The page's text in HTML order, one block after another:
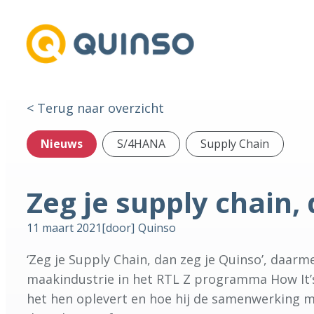
< Terug naar overzicht
Nieuws S/4HANA Supply Chain
Zeg je supply chain,
11 maart 2021[door] Quinso
‘Zeg je Supply Chain, dan zeg je Quinso’,
maakindustrie in het RTL Z programma How
het hen oplevert en hoe hij de samenwerking